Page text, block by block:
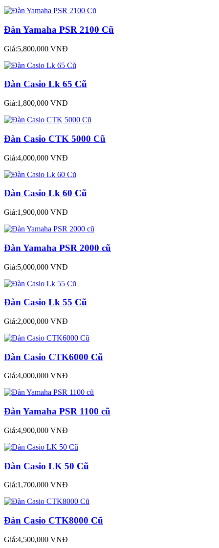
Đàn Yamaha PSR 2100 Cũ
Giá:5,800,000 VNĐ
Đàn Casio Lk 65 Cũ
Giá:1,800,000 VNĐ
Đàn Casio CTK 5000 Cũ
Giá:4,000,000 VNĐ
Đàn Casio Lk 60 Cũ
Giá:1,900,000 VNĐ
Đàn Yamaha PSR 2000 cũ
Giá:5,000,000 VNĐ
Đàn Casio Lk 55 Cũ
Giá:2,000,000 VNĐ
Đàn Casio CTK6000 Cũ
Giá:4,000,000 VNĐ
Đàn Yamaha PSR 1100 cũ
Giá:4,900,000 VNĐ
Đàn Casio LK 50 Cũ
Giá:1,700,000 VNĐ
Đàn Casio CTK8000 Cũ
Giá:4,500,000 VNĐ